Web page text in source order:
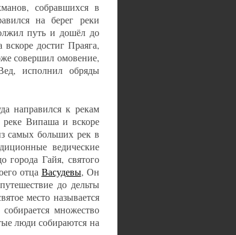
собравшихся в
на берег реки
путь и дошёл до
достиг Праяга,
совершил омовение,
исполнил обряды
направился к рекам
Випаша и вскоре
самых больших рек в
ведические
города Гайя, святого
отца Васудевы, Он
до дельты
место называется
множество
люди собираются на